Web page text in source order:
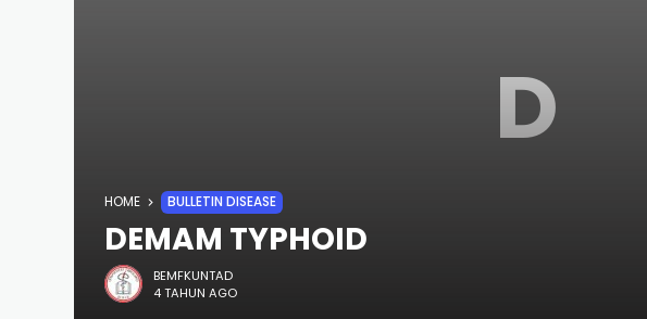
D
HOME BULLETIN DISEASE
DEMAM TYPHOID
BEMFKUNTAD
4 TAHUN AGO